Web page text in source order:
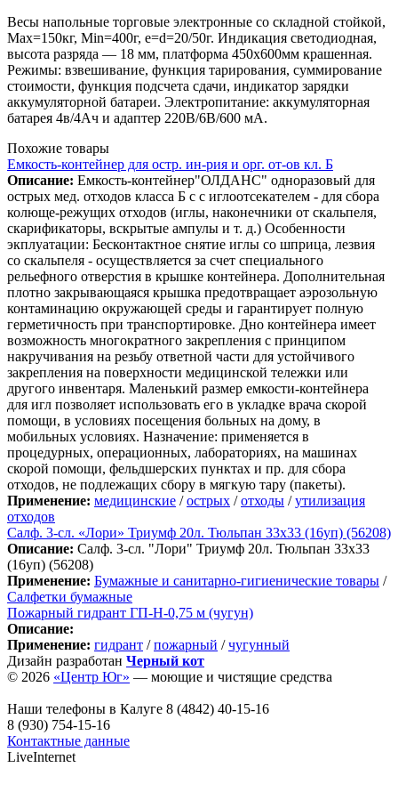
Весы напольные торговые электронные со складной стойкой,
Max=150кг, Min=400г, e=d=20/50г. Индикация светодиодная,
высота разряда — 18 мм, платформа 450х600мм крашенная.
Режимы: взвешивание, функция тарирования, суммирование
стоимости, функция подсчета сдачи, индикатор зарядки
аккумуляторной батареи. Электропитание: аккумуляторная
батарея 4в/4Ач и адаптер 220В/6В/600 мА.
Похожие товары
Емкость-контейнер для остр. ин-рия и орг. от-ов кл. Б
Описание: Емкость-контейнер"ОЛДАНС" одноразовый для
острых мед. отходов класса Б с с иглоотсекателем - для сбора
колюще-режущих отходов (иглы, наконечники от скальпеля,
скарификаторы, вскрытые ампулы и т. д.) Особенности
экплуатации: Бесконтактное снятие иглы со шприца, лезвия
со скальпеля - осуществляется за счет специального
рельефного отверстия в крышке контейнера. Дополнительная
плотно закрывающаяся крышка предотвращает аэрозольную
контаминацию окружающей среды и гарантирует полную
герметичность при транспортировке. Дно контейнера имеет
возможность многократного закрепления с принципом
накручивания на резьбу ответной части для устойчивого
закрепления на поверхности медицинской тележки или
другого инвентаря. Маленький размер емкости-контейнера
для игл позволяет использовать его в укладке врача скорой
помощи, в условиях посещения больных на дому, в
мобильных условиях. Назначение: применяется в
процедурных, операционных, лабораториях, на машинах
скорой помощи, фельдшерских пунктах и пр. для сбора
отходов, не подлежащих сбору в мягкую тару (пакеты).
Применение: медицинские /острых /отходы /утилизация
отходов
Салф. 3-сл. «Лори» Триумф 20л. Тюльпан 33х33 (16уп) (56208)
Описание: Салф. 3-сл. "Лори" Триумф 20л. Тюльпан 33х33
(16уп) (56208)
Применение: Бумажные и санитарно-гигиенические товары /
Салфетки бумажные
Пожарный гидрант ГП-Н-0,75 м (чугун)
Описание:
Применение: гидрант /пожарный /чугунный
Дизайн разработан Черный кот
© 2026 «Центр Юг» — моющие и чистящие средства
Наши телефоны в Калуге 8 (4842) 40-15-16
8 (930) 754-15-16
Контактные данные
LiveInternet